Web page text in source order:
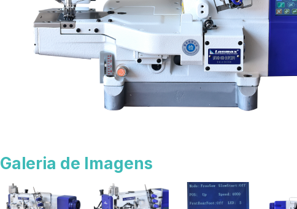
Galeria de Imagens